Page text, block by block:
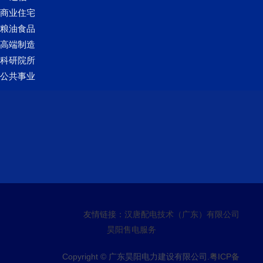
商业住宅
粮油食品
高端制造
科研院所
公共事业
友情链接： 汉唐配电技术（广东）有限公司
昊阳售电服务
Copyright © 广东昊阳电力建设有限公司. 粤ICP备